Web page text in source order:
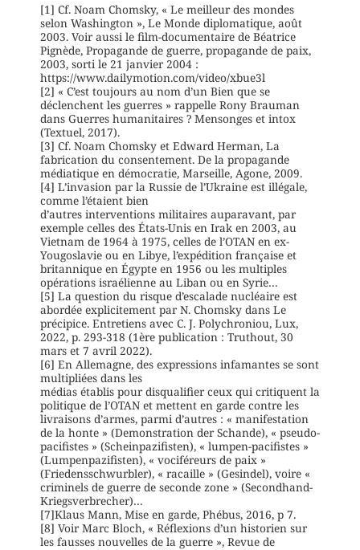
[1] Cf. Noam Chomsky, « Le meilleur des mondes
selon Washington », Le Monde diplomatique, août
2003. Voir aussi le film-documentaire de Béatrice
Pignède, Propagande de guerre, propagande de paix,
2003, sorti le 21 janvier 2004 :
https://www.dailymotion.com/video/xbue3l
[2] « C’est toujours au nom d’un Bien que se
déclenchent les guerres » rappelle Rony Brauman
dans Guerres humanitaires ? Mensonges et intox
(Textuel, 2017).
[3] Cf. Noam Chomsky et Edward Herman, La
fabrication du consentement. De la propagande
médiatique en démocratie, Marseille, Agone, 2009.
[4] L’invasion par la Russie de l’Ukraine est illégale,
comme l’étaient bien
d’autres interventions militaires auparavant, par
exemple celles des États-Unis en Irak en 2003, au
Vietnam de 1964 à 1975, celles de l’OTAN en ex-
Yougoslavie ou en Libye, l’expédition française et
britannique en Égypte en 1956 ou les multiples
opérations israélienne au Liban ou en Syrie…
[5] La question du risque d’escalade nucléaire est
abordée explicitement par N. Chomsky dans Le
précipice. Entretiens avec C. J. Polychroniou, Lux,
2022, p. 293-318 (1ère publication : Truthout, 30
mars et 7 avril 2022).
[6] En Allemagne, des expressions infamantes se sont
multipliées dans les
médias établis pour disqualifier ceux qui critiquent la
politique de l’OTAN et mettent en garde contre les
livraisons d’armes, parmi d’autres : « manifestation
de la honte » (Demonstration der Schande), « pseudo-
pacifistes » (Scheinpazifisten), « lumpen-pacifistes »
(Lumpenpazifisten), « vociféreurs de paix »
(Friedensschwurbler), « racaille » (Gesindel), voire «
criminels de guerre de seconde zone » (Secondhand-
Kriegsverbrecher)…
[7]Klaus Mann, Mise en garde, Phébus, 2016, p 7.
[8] Voir Marc Bloch, « Réflexions d’un historien sur
les fausses nouvelles de la guerre », Revue de